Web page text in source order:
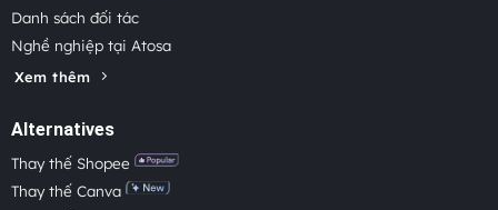
Danh sách đối tác
Nghề nghiệp tại Atosa
Xem thêm
Alternatives
Thay thế Shopee
Thay thế Canva